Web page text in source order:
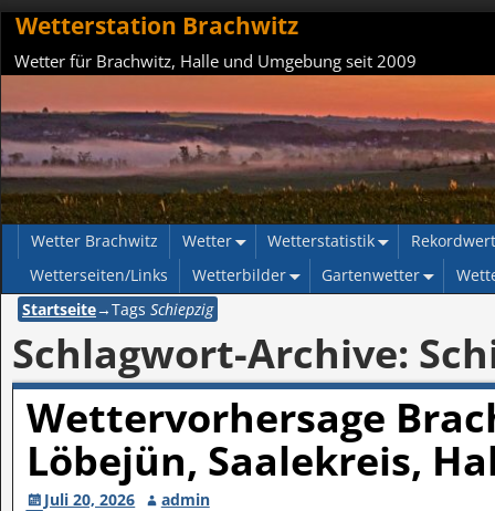
Wetterstation Brachwitz
Wetter für Brachwitz, Halle und Umgebung seit 2009
Wetter Brachwitz Wetter Wetterstatistik
Wetterseiten/Links
Wetterbilder Gartenwetter
Startseite→Tags Schiepzig
Schlagwort-Archive:
Wettervorhersage
Löbejün, Saalekreis,
Juli 20, 2026 admin